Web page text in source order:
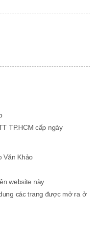
TP.HCM cấp ngày
Văn Khảo
website này
các trang được mở ra ở